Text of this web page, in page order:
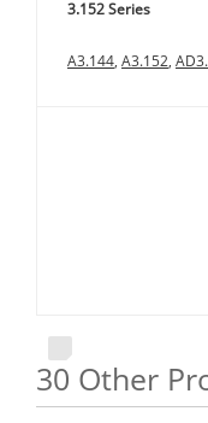
3.152 Series
A3.144, A3.152,
30 Other